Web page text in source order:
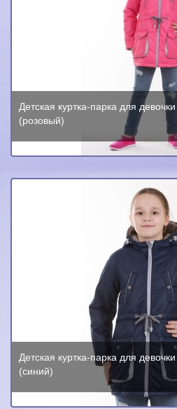
Детская куртка-парка для
(розовый)
Детская куртка-парка для
(синий)